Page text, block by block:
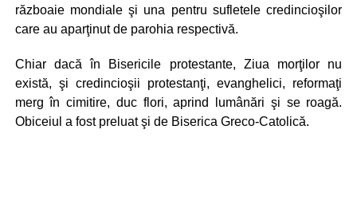
războaie mondiale şi una pentru sufletele credincioşilor
care au aparţinut de parohia respectivă.
Chiar dacă în Bisericile protestante, Ziua morţilor nu
există, şi credincioşii protestanţi, evanghelici, reformaţi
merg în cimitire, duc flori, aprind lumânări şi se roagă.
Obiceiul a fost preluat şi de Biserica Greco-Catolică.